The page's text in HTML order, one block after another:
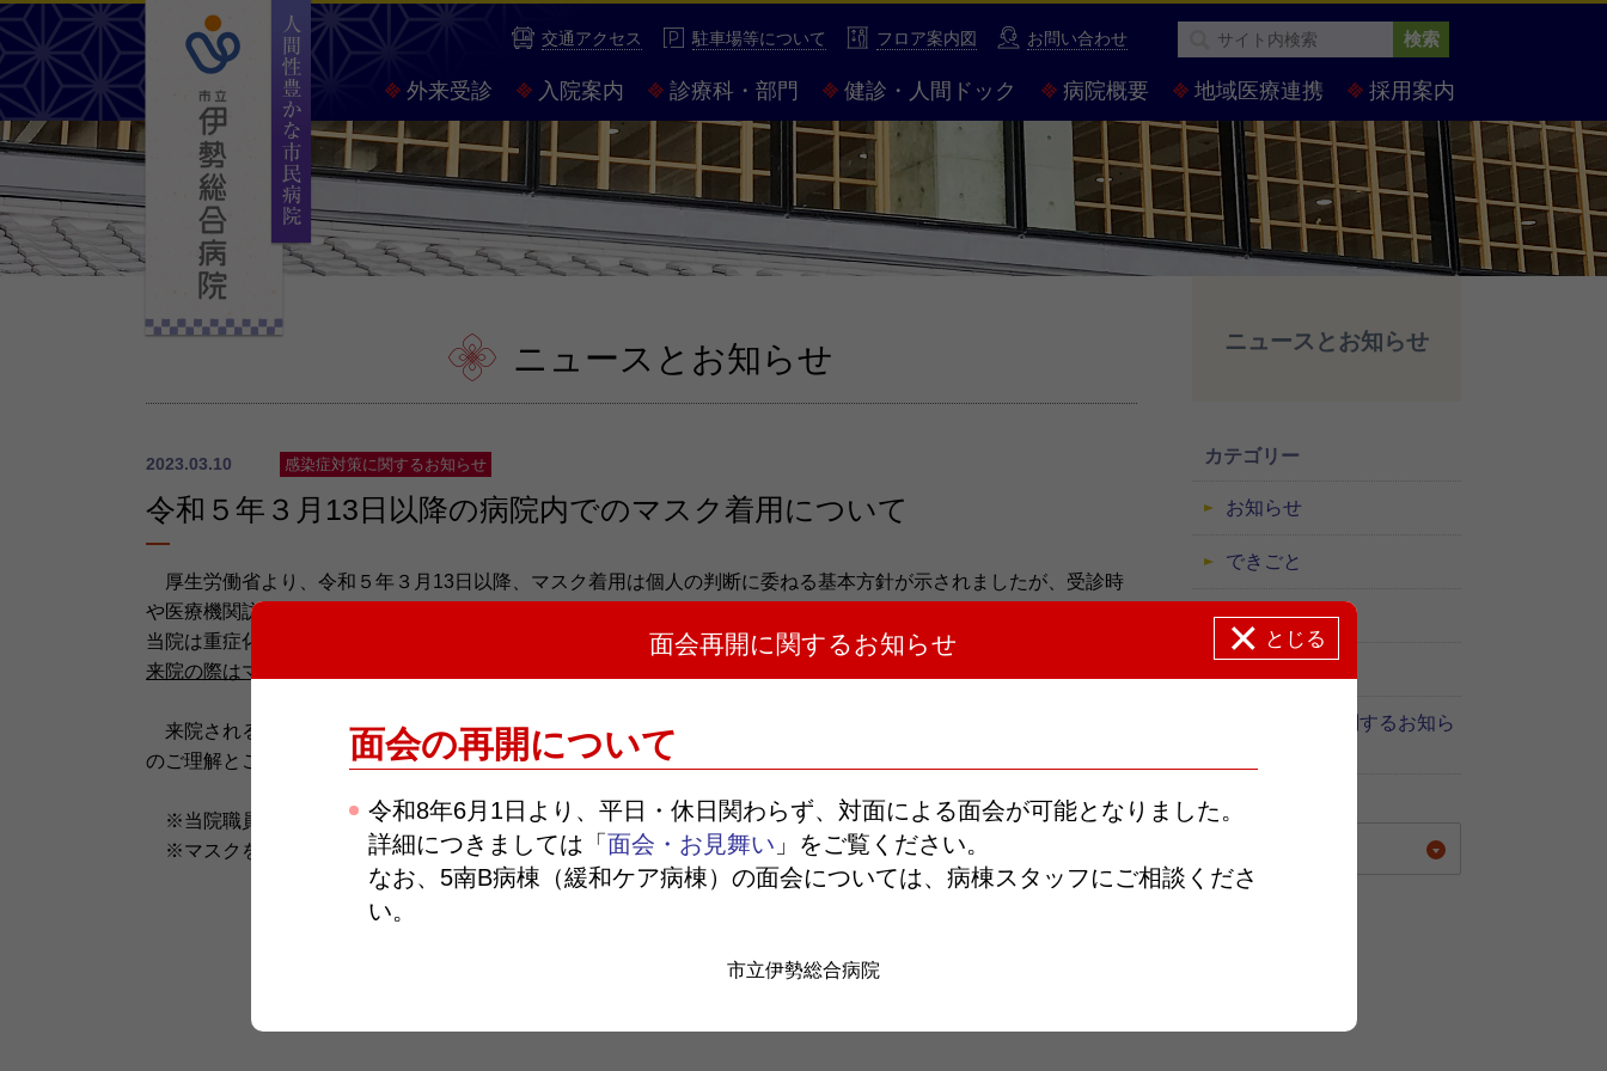
面会再開に関するお知らせ とじる
面会の再開について
令和8年6月1日より、平日・休日関わらず、対面による面会が可能となりました。
詳細につきましては「面会・お見舞い 」をご覧ください。
なお、5南B病棟（緩和ケア病棟）の面会については、病棟スタッフにご相談くださ
い。
市立伊勢総合病院
人間性豊かな市民病院 市立伊勢総合病院
外来受診 入院案内 診療科・部門 健診・人間ドック 病院概要 地域医療連携 採用案内
交通アクセス 駐車場等について フロア案内図 お問い合わせ 検索
ニュースとお知らせ
2023.03.10 感染症対策に関するお知らせ
令和５年３月13日以降の病院内でのマスク着用について
厚生労働省より、令和５年３月13日以降、マスク着用は個人の判断に委ねる基本方針が示されましたが、受診時
や医療機関訪問時はマスクの着用が推奨されております。
当院は重症化リスクの高い患者さんが、多数ご来院されます。ご自身や患者さんを感染から守るため、
来院の際はマスクの着用をお願いします。
来院される患者さんへ安全に通常医療を提供するため、今後も職員一同感染防止対策に努めてまいります。皆様
のご理解とご協力をお願い申し上げます。
※当院職員もマスクの着用を継続いたします。
※マスクをお忘れの方は、ロビーの販売機または売店をご利用ください。
ニュースとお知らせ
カテゴリー
お知らせ
できごと
採用関連
感染症対策に関するお知ら